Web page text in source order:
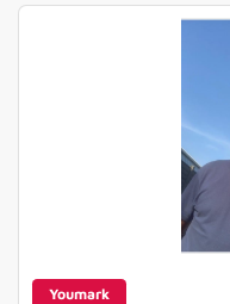
Youmark